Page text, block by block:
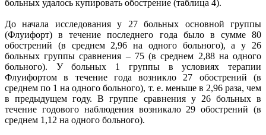
больных удалось купировать обострение (таблица 4).
До начала исследования у 27 больных основной группы
(Флуифорт) в течение последнего года было в сумме 80
обострений (в среднем 2,96 на одного больного), а у 26
больных группы сравнения – 75 (в среднем 2,88 на одного
больного). У больных 1 группы в условиях терапии
Флуифортом в течение года возникло 27 обострений (в
среднем по 1 на одного больного), т. е. меньше в 2,96 раза, чем
в предыдущем году. В группе сравнения у 26 больных в
течение годового наблюдения возникало 29 обострений (в
среднем 1,12 на одного больного).